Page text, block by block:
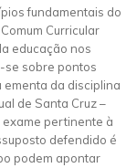
fundamentais do
Curricular
educação nos
se sobre pontos
ementa da disciplina
de Santa Cruz –
exame pertinente à
defendido é
podem apontar